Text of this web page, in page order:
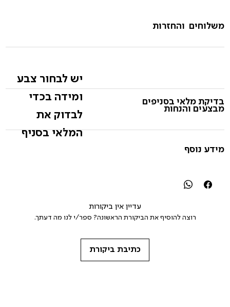
משלוחים והחזרות
יש לבחור צבע
ומידה בכדי
לבדוק את
המלאי בסניף
בדיקת מלאי בסניפים
מבצעים והנחות
מידע נוסף
עדיין אין ביקורות
רוצה להוסיף את הביקורת הראשונה? ספר/י לנו מה דעתך.
כתיבת ביקורת